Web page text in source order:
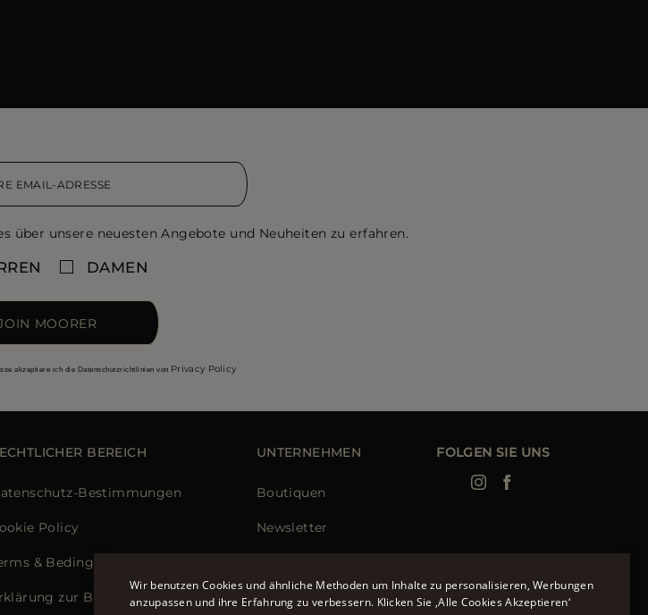
über unsere neuesten Angebote und Neuheiten zu erfahren.
DAMEN
MOORER
akzeptiere ich die Datenschutzrichtlinien von Privacy Policy
BEREICH
Bestimmungen
Policy
& Bedingungen
zur Barrierefreiheit
UNTERNEHMEN
Boutiquen
Newsletter
FOLGEN SIE UNS
Wir benutzen Cookies und ähnliche Methoden um Inhalte zu personalisieren, Werbungen
anzupassen und ihre Erfahrung zu verbessern. Klicken Sie ‚Alle Cookies Akzeptieren‘